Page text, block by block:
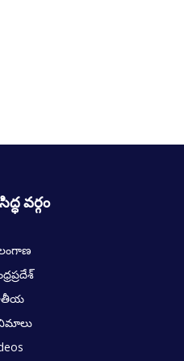
వర్గం